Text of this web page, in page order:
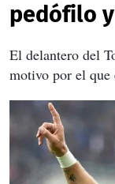
pedófilo
El delantero del
motivo por el que